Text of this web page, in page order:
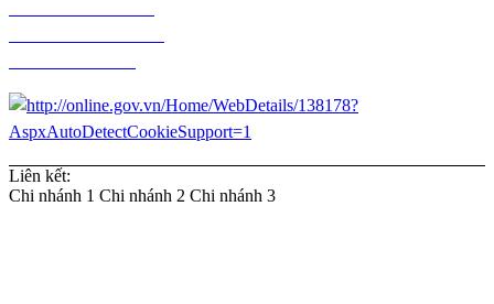
Liên kết:
Chi nhánh 1 Chi nhánh 2 Chi nhánh 3